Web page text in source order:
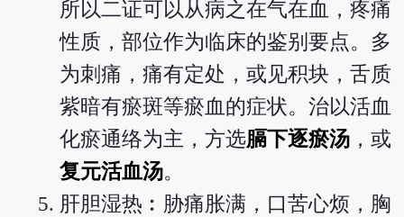
所以二证可以从病之在气在血，疼痛
性质，部位作为临床的鉴别要点。多
为刺痛，痛有定处，或见积块，舌质
紫暗有瘀斑等瘀血的症状。治以活血
化瘀通络为主，方选膈下逐瘀汤 ，或
复元活血汤。
肝胆湿热︰胁痛胀满，口苦心烦，胸